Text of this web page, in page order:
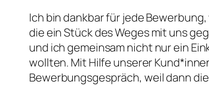
Ich bin dankbar für jede
die ein Stück des Weges mit uns
und ich gemeinsam nicht nur ein
wollten. Mit Hilfe unserer
Bewerbungsgespräch, weil dann